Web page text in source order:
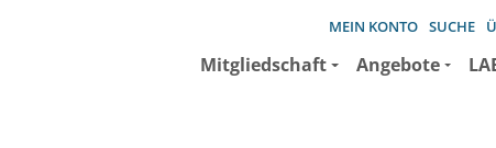
MEIN KONTO SUCHE
Mitgliedschaft Angebote